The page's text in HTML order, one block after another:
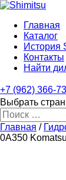
Главная
Каталог
История
Контакты
Найти
+7 (962) 366-
Выбрать
Главная /
0A350